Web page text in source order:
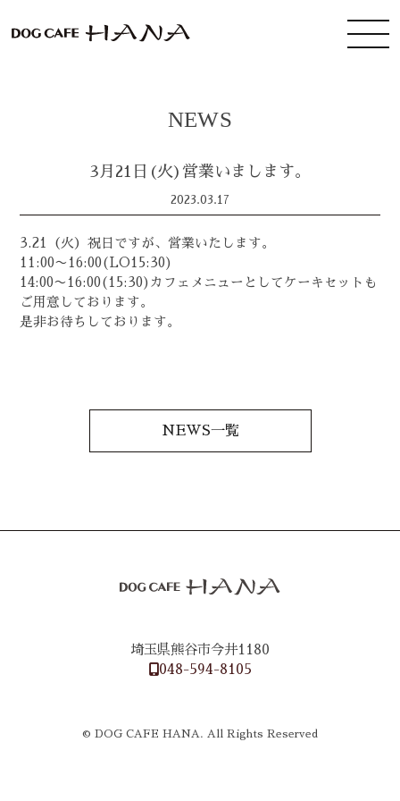
NEWS
3月21日(火)営業いまします。
2023.03.17
3.21（火）祝日ですが、営業いたします。
11:00〜16:00(LO15:30)
14:00〜16:00(15:30)カフェメニューとしてケーキセットも
ご用意しております。
是非お待ちしております。
NEWS一覧
埼玉県熊谷市今井1180
048-594-8105
© DOG CAFE HANA. All Rights Reserved